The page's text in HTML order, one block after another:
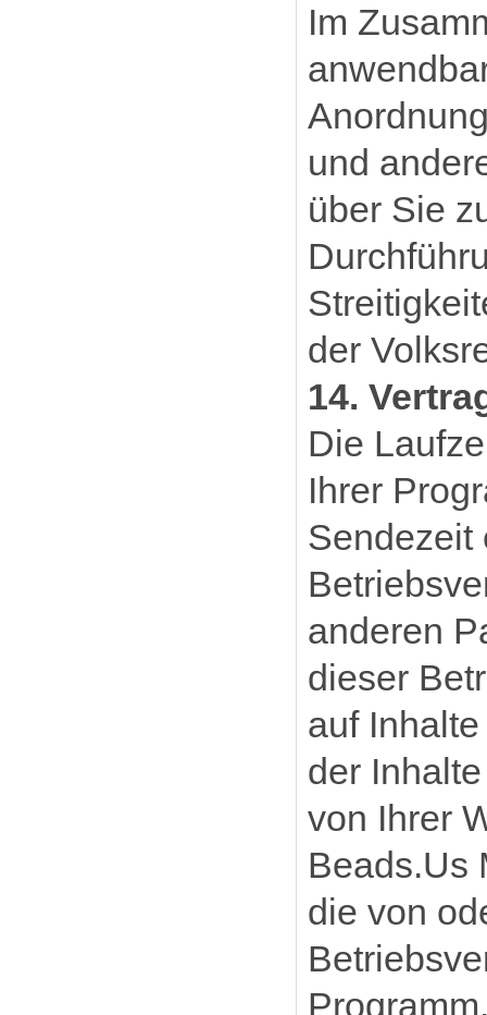
Im
und
über Sie
der
14.
Die
Ihrer
Sendezeit
anderen
dieser
auf
der
von Ihrer
Beads.Us
die von